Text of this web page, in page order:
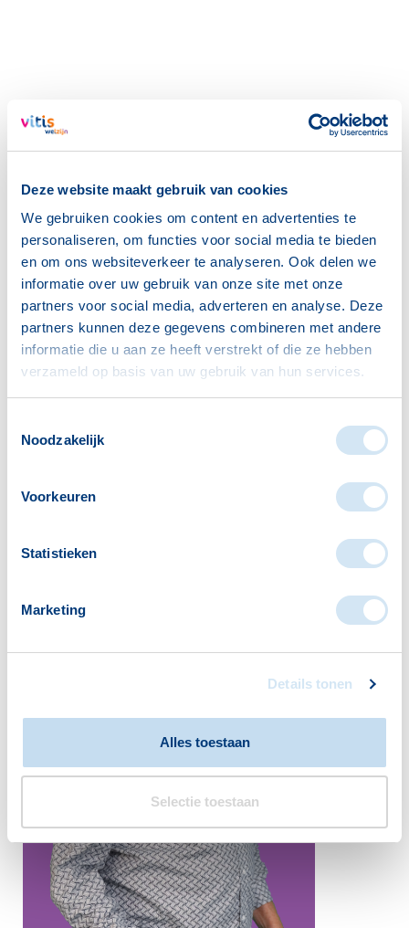
Deze website maakt gebruik van cookies
We gebruiken cookies om content en advertenties te
personaliseren, om functies voor social media te bieden
en om ons websiteverkeer te analyseren. Ook delen we
informatie over uw gebruik van onze site met onze
partners voor social media, adverteren en analyse. Deze
partners kunnen deze gegevens combineren met andere
informatie die u aan ze heeft verstrekt of die ze hebben
verzameld op basis van uw gebruik van hun services.
Noodzakelijk
Voorkeuren
Statistieken
Marketing
Details tonen
Alles toestaan
Selectie toestaan